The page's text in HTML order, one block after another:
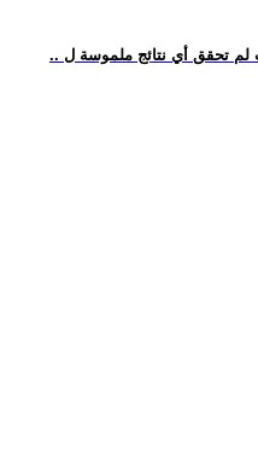
تحقق أي نتائج ملموسة ل